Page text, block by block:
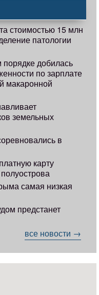
стоимостью 15 млн
патологии
порядке добилась
по зарплате
макаронной
земельных
в
карту
самая низкая
предстанет
все новости →